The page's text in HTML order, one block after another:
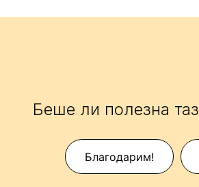
Беше ли полезна
Благодарим!